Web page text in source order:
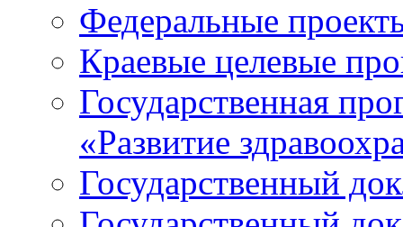
Федеральные
Краевые целевые
Государственная
«Развитие
Государственный